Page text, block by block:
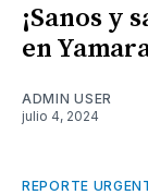
¡Sanos y
en
ADMIN USER
julio 4, 2024
REPORTE